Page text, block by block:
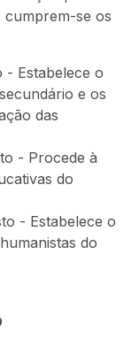
cumprem-se os
- Estabelece o
e os
das
- Procede à
do
- Estabelece o
do